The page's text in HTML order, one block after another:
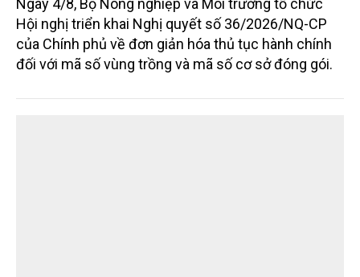
Đơn giản thủ tục trong cấp mã số vùng
trồng, hình thành nền nông nghiệp minh bạch
Ngày 4/8, Bộ Nông nghiệp và Môi trường tổ chức